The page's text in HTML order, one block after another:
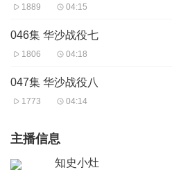
1889 04:15
046集 华沙战役七
1806 04:18
047集 华沙战役八
1773 04:14
主播信息
知史小灶